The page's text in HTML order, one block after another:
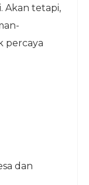
Akan tetapi,
percaya
dan